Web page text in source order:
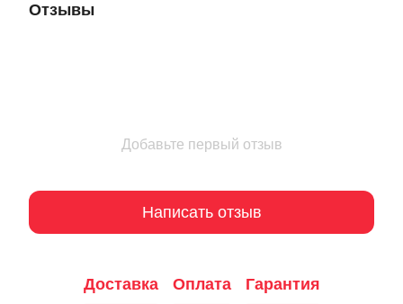
Отзывы
Добавьте первый отзыв
Написать отзыв
Доставка Оплата Гарантия